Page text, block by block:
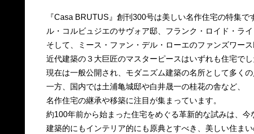
『Casa BRUTUS』創刊300号は美しい名作住宅の特集で
ル・コルビュジエのサヴォア邸、フランク・ロイド・ライ
そして、ミース・ファン・デル・ローエのファンズワース
近代建築の３大巨匠のマスターピースはいずれも住宅でし
現在は一般公開され、モダニズム建築の名所として多くの
一方、国内では土浦亀城邸や白井晟一の桂花の舎など、
名作住宅の継承や移築に注目が集まっています。
約100年前から始まった住宅をめぐる革新的な試みは、今
建築的にもインテリア的にも原典とすべき、美しい住まい